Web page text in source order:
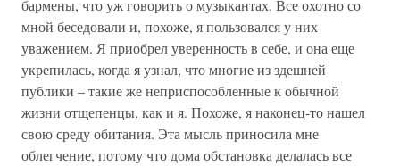
бармены, что уж говорить о музыкантах. Все охотно со
мной беседовали и, похоже, я пользовался у них
уважением. Я приобрел уверенность в себе, и она еще
укрепилась, когда я узнал, что многие из здешней
публики – такие же неприспособленные к обычной
жизни отщепенцы, как и я. Похоже, я наконец-то нашел
свою среду обитания. Эта мысль приносила мне
облегчение, потому что дома обстановка делалась все